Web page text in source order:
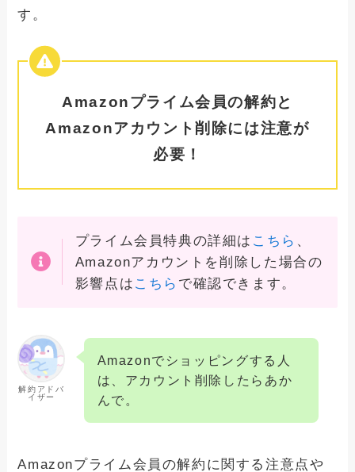
す。
Amazonプライム会員の解約と
Amazonアカウント削除には注意が
必要！
プライム会員特典の詳細は こちら 、
Amazonアカウントを削除した場合の
影響点は こちら で確認できます。
解約アドバ
イザー
Amazonでショッピングする人
は、アカウント削除したらあか
んで。
Amazonプライム会員の解約に関する注意点や